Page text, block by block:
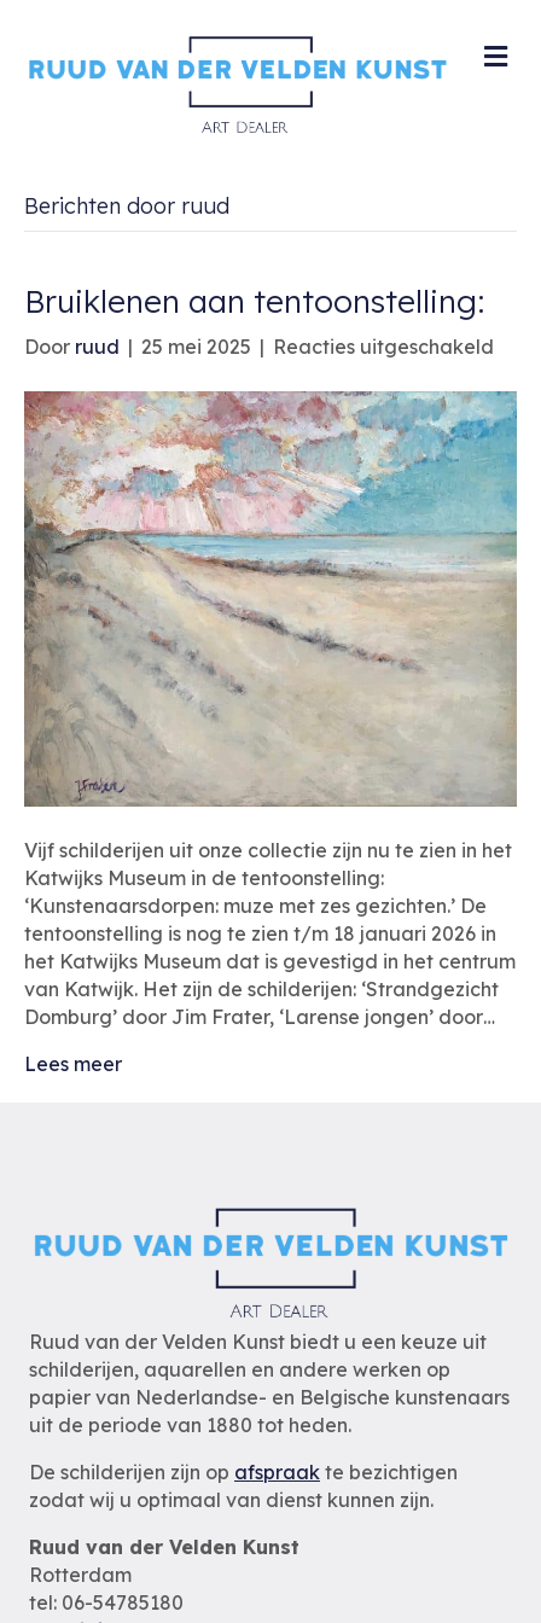
Berichten door ruud
Bruiklenen aan tentoonstelling:
Door ruud | 25 mei 2025 | Reacties uitgeschakeld
aan
Vijf schilderijen uit onze collectie zijn nu te zien in het
Katwijks Museum in de tentoonstelling:
‘Kunstenaarsdorpen: muze met zes gezichten.’ De
tentoonstelling is nog te zien t/m 18 januari 2026 in
het Katwijks Museum dat is gevestigd in het centrum
van Katwijk. Het zijn de schilderijen: ‘Strandgezicht
Domburg’ door Jim Frater, ‘Larense jongen’ door…
Lees meer
Ruud van der Velden Kunst biedt u een keuze uit
schilderijen, aquarellen en andere werken op
papier van Nederlandse- en Belgische kunstenaars
uit de periode van 1880 tot heden.
De schilderijen zijn op afspraak te bezichtigen
zodat wij u optimaal van dienst kunnen zijn.
Ruud van der Velden Kunst
Rotterdam
tel: 06-54785180